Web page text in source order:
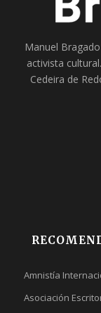
Manuel
activista
Cedeira de
Amnistía
Asociación